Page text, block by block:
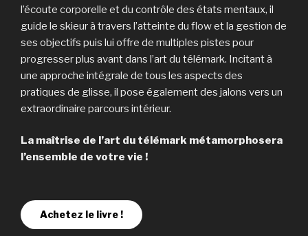
l’écoute corporelle et du contrôle des états mentaux, il
guide le skieur à travers l’atteinte du flow et la gestion de
ses objectifs puis lui offre de multiples pistes pour
progresser plus avant dans l’art du télémark. Incitant à
une approche intégrale de tous les aspects des
pratiques de glisse, il pose également des jalons vers un
extraordinaire parcours intérieur.
La maîtrise de l’art du télémark métamorphosera
l’ensemble de votre vie !
Achetez le livre !